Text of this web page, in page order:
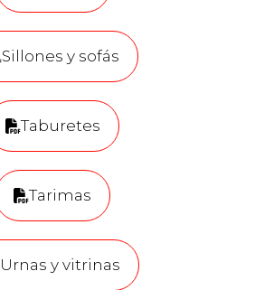
Sillones y sofás
Taburetes
Tarimas
Urnas y vitrinas